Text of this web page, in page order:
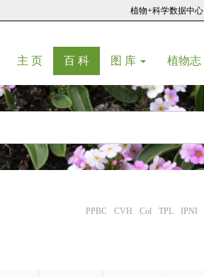
植物+科学数据中心
主 页(current)
百 科(current)
图 库 植物志
PPBC CVH Col TPL IPNI